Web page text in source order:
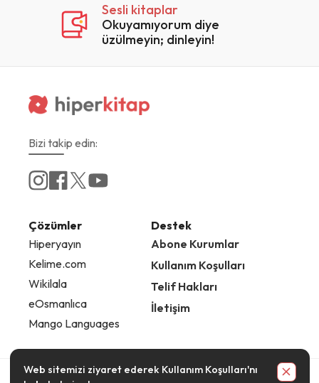
Sesli kitaplar
Okuyamıyorum diye
üzülmeyin; dinleyin!
Web sitemizi ziyaret ederek Kullanım Koşulları'nı
Bizi takip edin:
Çözümler
Hiperyayın
Kelime.com
Wikilala
eOsmanlıca
Mango Languages
Destek
Abone Kurumlar
Kullanım Koşulları
Telif Hakları
İletişim
Hiperlink Limited Şirketi. Tüm hakları saklıdır.